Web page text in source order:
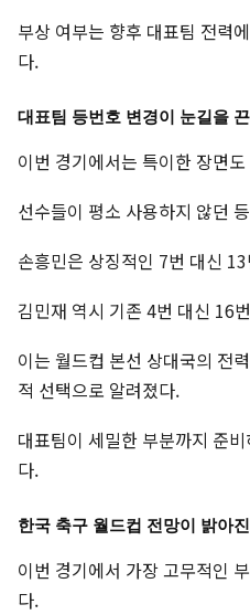
부상 여부는 향후 대표팀 전력
다.
대표팀 등번호 변경이 눈길을
이번 경기에서는 특이한 장면
선수들이 평소 사용하지 않던
손흥민은 상징적인 7번 대신
김민재 역시 기존 4번 대신 16
이는 월드컵 본선 상대국의 전
적 선택으로 알려졌다.
대표팀이 세밀한 부분까지 준
다.
한국 축구 월드컵 전망이 밝아진
이번 경기에서 가장 고무적인
다.